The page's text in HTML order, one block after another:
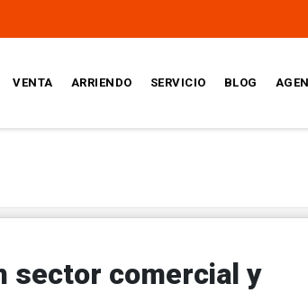
VENTA ARRIENDO SERVICIO BLOG
sector comercial y